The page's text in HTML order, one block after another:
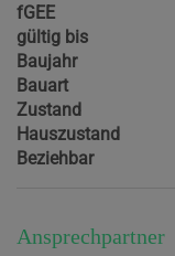
fGEE
gültig bis
Baujahr
Bauart
Zustand
Hauszustand
Beziehbar
Ansprechpartner